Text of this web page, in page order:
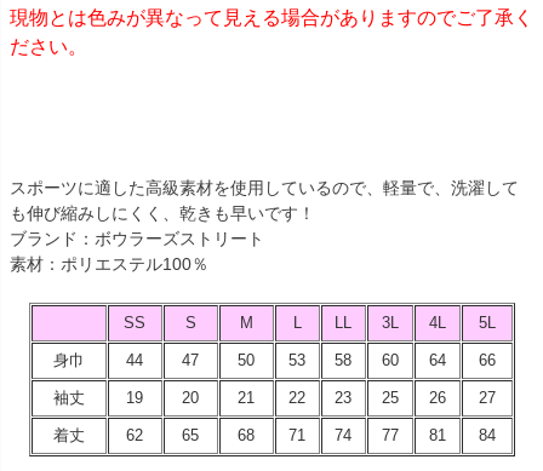
現物とは色みが異なって見える場合がありますのでご了承く
ださい。
スポーツに適した高級素材を使用しているので、軽量で、洗濯して
も伸び縮みしにくく、乾きも早いです！
ブランド：ボウラーズストリート
素材：ポリエステル100％
SS S M L LL 3L 4L 5L
身巾 44 47 50 53 58 60 64 66
袖丈 19 20 21 22 23 25 26 27
着丈 62 65 68 71 74 77 81 84